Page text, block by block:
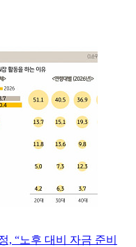
, “노후 대비 자금 준비